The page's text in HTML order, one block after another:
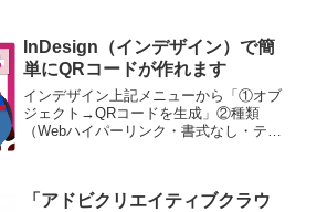
イト
InDesign（インデザイン）で簡
単にQRコードが作れます
インデザイン上記メニューから「①オブ
ジェクト→QRコードを生成」②種類
（Webハイパーリンク・書式なし・テキ
「アドビクリエイティブクラウ